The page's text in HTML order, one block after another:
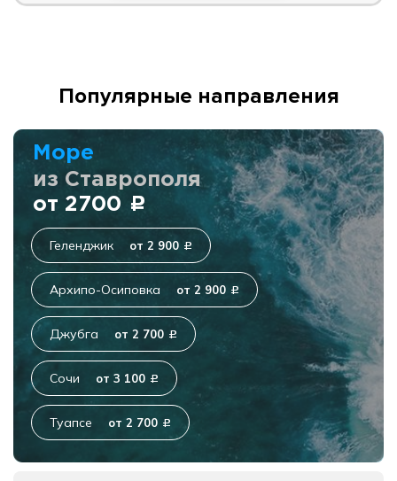
Популярные направления
Море
из Ставрополя
от 2700 c
Геленджик от 2 900 c
Архипо-Осиповка от 2 900 c
Джубга от 2 700 c
Сочи от 3 100 c
Туапсе от 2 700 c